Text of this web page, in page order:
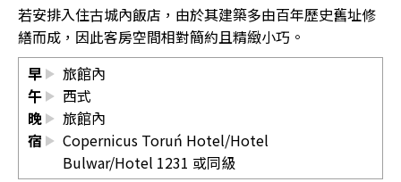
若安排入住古城內飯店，由於其建築多由百年歷史舊址修
繕而成，因此客房空間相對簡約且精緻小巧。
早
旅館內
午
西式
晚
旅館內
宿
Copernicus Toruń Hotel/Hotel
Bulwar/Hotel 1231 或同級